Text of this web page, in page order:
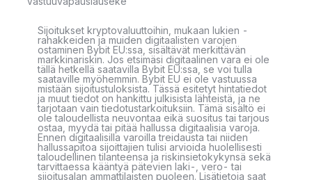
Sijoitukset kryptovaluuttoihin, mukaan lukien -
rahakkeiden ja muiden digitaalisten varojen
ostaminen Bybit EU:ssa, sisältävät merkittävän
markkinariskin. Jos etsimäsi digitaalinen vara ei ole
tällä hetkellä saatavilla Bybit EU:ssa, se voi tulla
saataville myöhemmin. Bybit EU ei ole vastuussa
mistään sijoitustuloksista. Tässä esitetyt hintatiedot
ja muut tiedot on hankittu julkisista lähteistä, ja ne
tarjotaan vain tiedotustarkoituksiin. Tämä sisältö ei
ole taloudellista neuvontaa eikä suositus tai tarjous
ostaa, myydä tai pitää hallussa digitaalisia varoja.
Ennen digitaalisilla varoilla treidausta tai niiden
hallussapitoa sijoittajien tulisi arvioida huolellisesti
taloudellinen tilanteensa ja riskinsietokykynsä sekä
tarvittaessa kääntyä pätevien laki-, vero- tai
sijoitusalan ammattilaisten puoleen. Lisätietoja saat